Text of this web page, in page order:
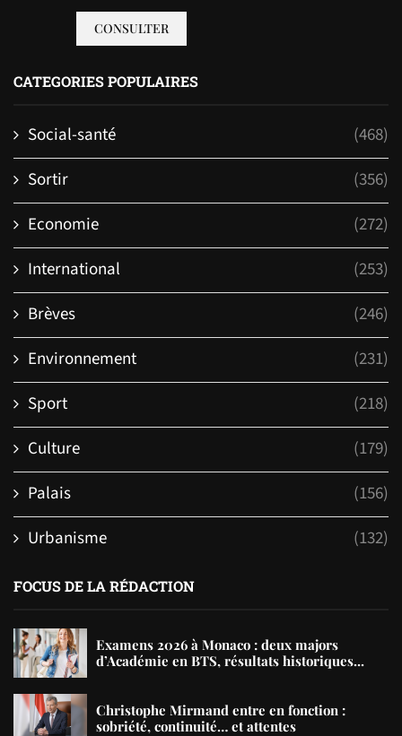
CONSULTER
CATEGORIES POPULAIRES
Social-santé
(468)
Sortir
(356)
Economie
(272)
International
(253)
Brèves
(246)
Environnement
(231)
Sport
(218)
Culture
(179)
Palais
(156)
Urbanisme
(132)
FOCUS DE LA RÉDACTION
Examens 2026 à Monaco : deux majors
d’Académie en BTS, résultats historiques...
Christophe Mirmand entre en fonction :
sobriété, continuité… et attentes